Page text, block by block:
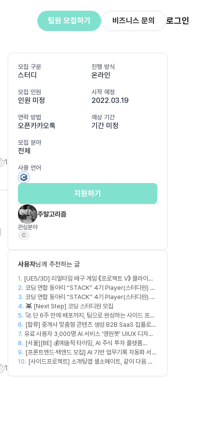
팀원 모집하기 비즈니스 문의 로그인
1
1
모집 구분
스터디
진행 방식
온라인
모집 인원
인원 미정
시작 예정
2022.03.19
연락 방법
오픈카카오톡
예상 기간
기간 미정
모집 분야
전체
사용 언어
지원하기
주말고리즘
관심분야
C
사용자님께 추천하는 글
1. [UE5/3D] 리얼타임 배구 게임 《프로젝트 V》 클라이언
트 개발자 모십니다! (3D경기장/175종 애니메이션 보
유)
2. 코딩 연합 동아리 “STACK” 4기 Player(스터디원) 모
집
3. 코딩 연합 동아리 “STACK” 4기 Player(스터디원) 모
집
4. 👾 [Next Step] 코딩 스터디원 모집
5. 🚀 단 6주 만에 배포까지, 팀으로 완성하는 사이드 프로
젝트 [스위프 웹 15기] 🚀
6. [합류] 중개사 맞춤형 콘텐츠 생성 B2B SaaS 집플로우
과 함께 하실 멤버를 모집합니다!
7. 유료 사용자 3,000명 AI 서비스 '영원봇' UIUX 디자인
팀원 모집
8. [서울][BE] 💰예술적 타이밍, AI 주식 투자 플랫폼
(Spring)
9. [프론트엔드·백엔드 모집] AI 기반 업무기록 자동화 서비
스 MVP 개발
10. [사이드프로젝트] 소개팅앱 셀소메이트, 같이 다음 방